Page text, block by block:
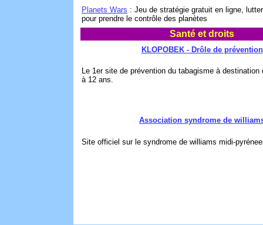
Planets Wars : Jeu de stratégie gratuit en ligne,
pour prendre le contrôle des planètes
Santé et droits
KLOPOBEK - Drôle de prévention
Le 1er site de prévention du tabagisme à destination
à 12 ans.
Association syndrome de
Site officiel sur le syndrome de williams midi-